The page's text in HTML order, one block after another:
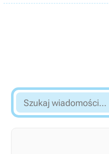
Szukaj
wiadomości...